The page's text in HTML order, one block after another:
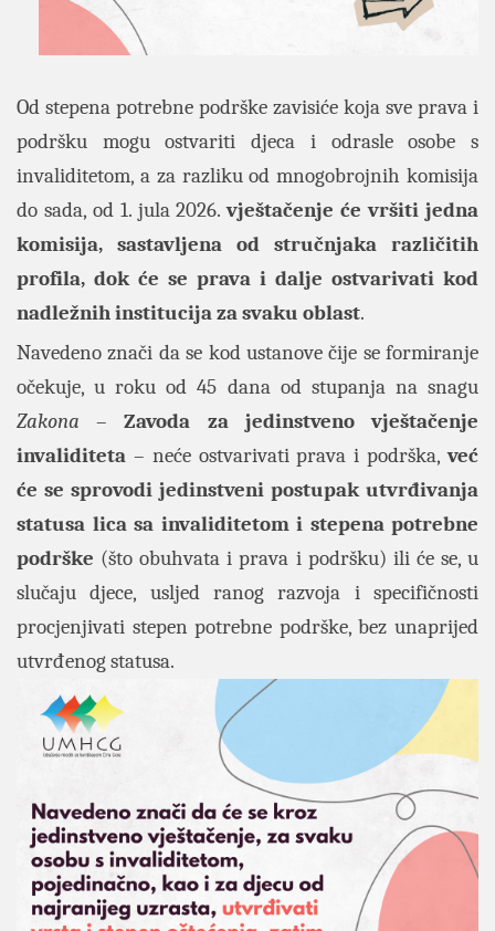
Od stepena potrebne podrške zavisiće koja sve prava i
podršku mogu ostvariti djeca i odrasle osobe s
invaliditetom, a za razliku od mnogobrojnih komisija
do sada, od 1. jula 2026.vještačenje će vršiti jedna
komisija, sastavljena od stručnjaka različitih
profila, dok će se prava i dalje ostvarivati kod
nadležnih institucija za svaku oblast.
Navedeno znači da se kod ustanove čije se formiranje
očekuje, u roku od 45 dana od stupanja na snagu
Zakona –Zavoda za jedinstveno vještačenje
invaliditeta – neće ostvarivati prava i podrška,već
će se sprovodi jedinstveni postupak utvrđivanja
statusa lica sa invaliditetom i stepena potrebne
podrške (što obuhvata i prava i podršku) ili će se, u
slučaju djece, usljed ranog razvoja i specifičnosti
procjenjivati stepen potrebne podrške, bez unaprijed
utvrđenog statusa.